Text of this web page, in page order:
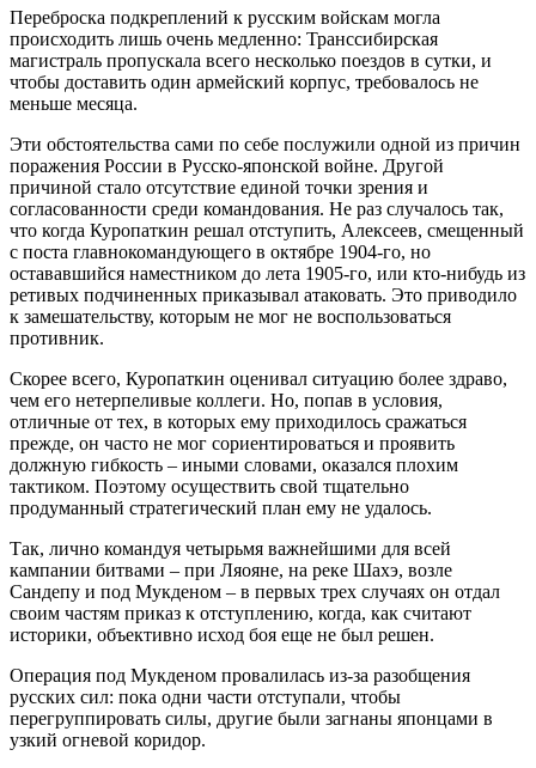
Переброска подкреплений к русским войскам могла
происходить лишь очень медленно: Транссибирская
магистраль пропускала всего несколько поездов в сутки, и
чтобы доставить один армейский корпус, требовалось не
меньше месяца.
Эти обстоятельства сами по себе послужили одной из причин
поражения России в Русско-японской войне. Другой
причиной стало отсутствие единой точки зрения и
согласованности среди командования. Не раз случалось так,
что когда Куропаткин решал отступить, Алексеев, смещенный
с поста главнокомандующего в октябре 1904-го, но
остававшийся наместником до лета 1905-го, или кто-нибудь из
ретивых подчиненных приказывал атаковать. Это приводило
к замешательству, которым не мог не воспользоваться
противник.
Скорее всего, Куропаткин оценивал ситуацию более здраво,
чем его нетерпеливые коллеги. Но, попав в условия,
отличные от тех, в которых ему приходилось сражаться
прежде, он часто не мог сориентироваться и проявить
должную гибкость – иными словами, оказался плохим
тактиком. Поэтому осуществить свой тщательно
продуманный стратегический план ему не удалось.
Так, лично командуя четырьмя важнейшими для всей
кампании битвами – при Ляояне, на реке Шахэ, возле
Сандепу и под Мукденом – в первых трех случаях он отдал
своим частям приказ к отступлению, когда, как считают
историки, объективно исход боя еще не был решен.
Операция под Мукденом провалилась из-за разобщения
русских сил: пока одни части отступали, чтобы
перегруппировать силы, другие были загнаны японцами в
узкий огневой коридор.